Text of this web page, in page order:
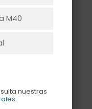
M40
nuestras
.